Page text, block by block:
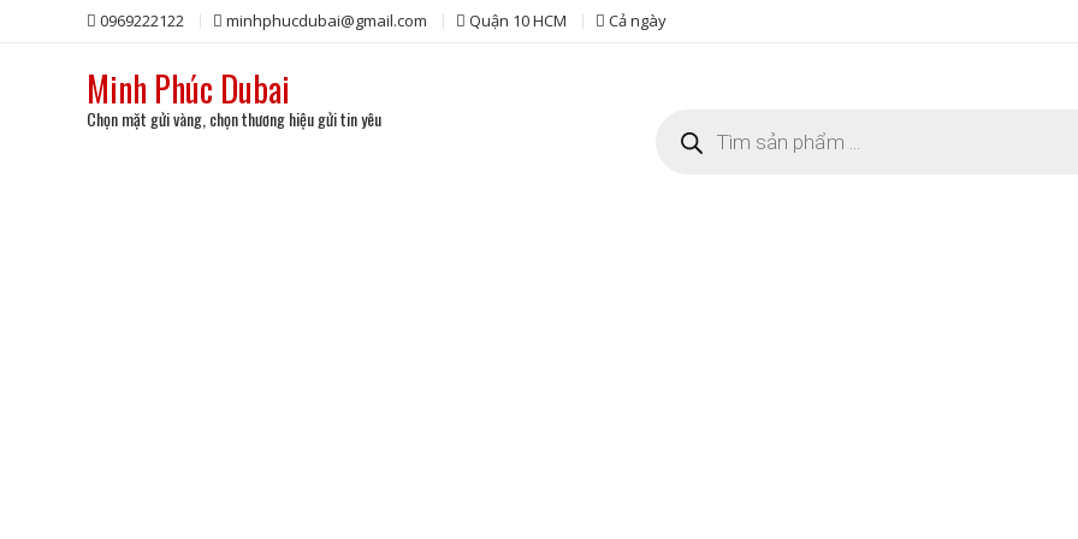
0969222122 minhphucdubai@gmail.com Quận 10 HCM Cả ngày
Minh Phúc Dubai
Chọn mặt gửi vàng, chọn thương hiệu gửi tin yêu
kiếm
sản